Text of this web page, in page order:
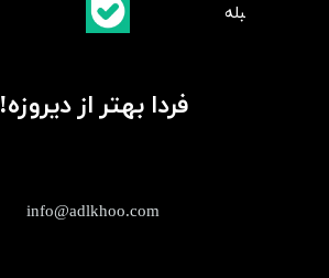
info@adlkhoo.com
فردا بهتر از دیروزه!
​بلبله​​​​​​​بله